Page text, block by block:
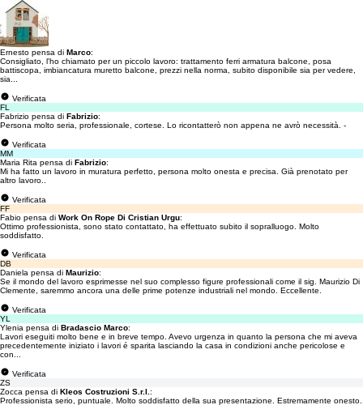
Ernesto pensa di Marco:
Consigliato, l'ho chiamato per un piccolo lavoro: trattamento ferri armatura balcone, posa
battiscopa, imbiancatura muretto balcone, prezzi nella norma, subito disponibile sia per vedere,
sia...
Verificata
FL
Fabrizio pensa di Fabrizio:
Persona molto seria, professionale, cortese. Lo ricontatterò non appena ne avrò necessità. -
Verificata
MM
Maria Rita pensa di Fabrizio:
Mi ha fatto un lavoro in muratura perfetto, persona molto onesta e precisa. Già prenotato per
altro lavoro..
Verificata
FF
Fabio pensa di Work On Rope Di Cristian Urgu:
Ottimo professionista, sono stato contattato, ha effettuato subito il sopralluogo. Molto
soddisfatto.
Verificata
DB
Daniela pensa di Maurizio:
Se il mondo del lavoro esprimesse nel suo complesso figure professionali come il sig. Maurizio Di
Clemente, saremmo ancora una delle prime potenze industriali nel mondo. Eccellente.
Verificata
YL
Ylenia pensa di Bradascio Marco:
Lavori eseguiti molto bene e in breve tempo. Avevo urgenza in quanto la persona che mi aveva
precedentemente iniziato i lavori é sparita lasciando la casa in condizioni anche pericolose e
con...
Verificata
ZS
Zocca pensa di Kleos Costruzioni S.r.l. :
Professionista serio, puntuale. Molto soddisfatto della sua presentazione. Estremamente onesto.